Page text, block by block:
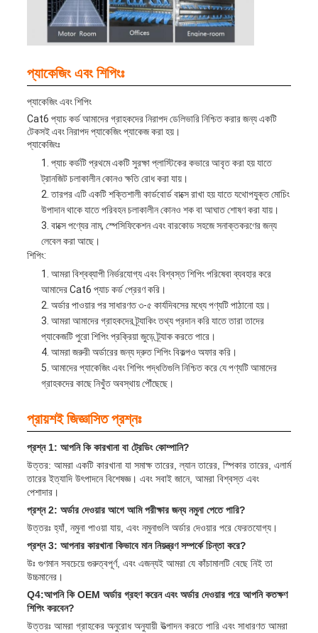
প্যাকেজিং এবং শিপিংঃ
প্যাকেজিং এবং শিপিং
Cat6 প্যাচ কর্ড আমাদের গ্রাহকদের নিরাপদ ডেলিভারি নিশ্চিত করার জন্য একটি
টেকসই এবং নিরাপদ প্যাকেজিং প্যাকেজ করা হয়।
প্যাকেজিংঃ
প্যাচ কর্ডটি প্রথমে একটি সুরক্ষা প্লাস্টিকের কভারে আবৃত করা হয় যাতে
ট্রানজিট চলাকালীন কোনও ক্ষতি রোধ করা যায়।
তারপর এটি একটি শক্তিশালী কার্ডবোর্ড বাক্সে রাখা হয় যাতে যথোপযুক্ত মোচিং
উপাদান থাকে যাতে পরিবহন চলাকালীন কোনও শক বা আঘাত শোষণ করা যায়।
বাক্সে পণ্যের নাম, স্পেসিফিকেশন এবং বারকোড সহজে সনাক্তকরণের জন্য
লেবেল করা আছে।
শিপিং:
আমরা বিশ্বব্যাপী নির্ভরযোগ্য এবং বিশ্বস্ত শিপিং পরিষেবা ব্যবহার করে
আমাদের Cat6 প্যাচ কর্ড প্রেরণ করি।
অর্ডার পাওয়ার পর সাধারণত ৩-৫ কার্যদিবসের মধ্যে পণ্যটি পাঠানো হয়।
আমরা আমাদের গ্রাহকদের ট্র্যাকিং তথ্য প্রদান করি যাতে তারা তাদের
প্যাকেজটি পুরো শিপিং প্রক্রিয়া জুড়ে ট্র্যাক করতে পারে।
আমরা জরুরী অর্ডারের জন্য দ্রুত শিপিং বিকল্পও অফার করি।
আমাদের প্যাকেজিং এবং শিপিং পদ্ধতিগুলি নিশ্চিত করে যে পণ্যটি আমাদের
গ্রাহকদের কাছে নিখুঁত অবস্থায় পৌঁছেছে।
প্রায়শই জিজ্ঞাসিত প্রশ্নঃ
প্রশ্ন 1: আপনি কি কারখানা বা ট্রেডিং কোম্পানি?
উত্তর: আমরা একটি কারখানা যা সমাক্ষ তারের, ল্যান তারের, স্পিকার তারের, এলার্ম
তারের ইত্যাদি উৎপাদনে বিশেষজ্ঞ। এবং সবাই জানে, আমরা বিশ্বস্ত এবং
পেশাদার।
প্রশ্ন 2: অর্ডার দেওয়ার আগে আমি পরীক্ষার জন্য নমুনা পেতে পারি?
উত্তরঃ হ্যাঁ, নমুনা পাওয়া যায়, এবং নমুনাগুলি অর্ডার দেওয়ার পরে ফেরতযোগ্য।
প্রশ্ন 3: আপনার কারখানা কিভাবে মান নিয়ন্ত্রণ সম্পর্কে চিন্তা করে?
উঃ গুণমান সবচেয়ে গুরুত্বপূর্ণ, এবং এজন্যই আমরা যে কাঁচামালটি বেছে নিই তা
উচ্চমানের।
Q4:আপনি কি OEM অর্ডার গ্রহণ করেন এবং অর্ডার দেওয়ার পরে আপনি কতক্ষণ
শিপিং করবেন?
উত্তরঃ আমরা গ্রাহকের অনুরোধ অনুযায়ী উত্পাদন করতে পারি এবং সাধারণত আমরা